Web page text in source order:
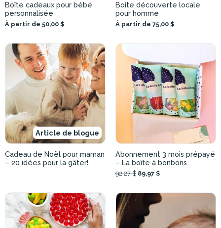
Boîte cadeaux pour bébé
personnalisée
À partir de 50,00 $
Boite découverte locale
pour homme
À partir de 75,00 $
Article de blogue
Cadeau de Noël pour maman
– 20 idées pour la gâter!
Abonnement 3 mois prépayé
– La boîte à bonbons
92,27 $ 89,97 $